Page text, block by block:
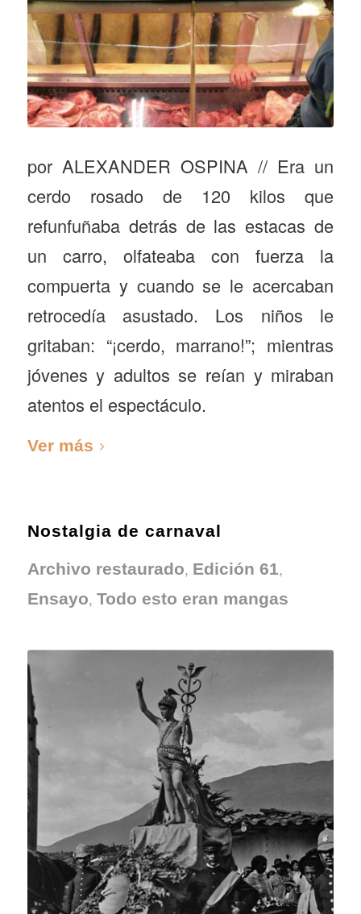
por ALEXANDER OSPINA // Era un
cerdo rosado de 120 kilos que
refunfuñaba detrás de las estacas de
un carro, olfateaba con fuerza la
compuerta y cuando se le acercaban
retrocedía asustado. Los niños le
gritaban: “¡cerdo, marrano!”; mientras
jóvenes y adultos se reían y miraban
atentos el espectáculo.
Ver más
Nostalgia de carnaval
Archivo restaurado, Edición 61,
Ensayo, Todo esto eran mangas